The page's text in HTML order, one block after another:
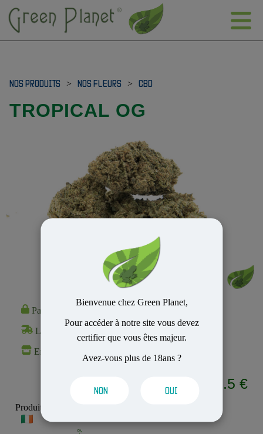
Bienvenue chez Green Planet,
Pour accéder à notre site vous devez
certifier que vous êtes majeur.
Avez-vous plus de 18ans ?
NON OUI
NOS PRODUITS > NOS FLEURS > CBD
TROPICAL OG
Paiement 100% Sécurisé
Livraison Rapide et Discrète
En stock
3.5 €
Produit MADE IN :